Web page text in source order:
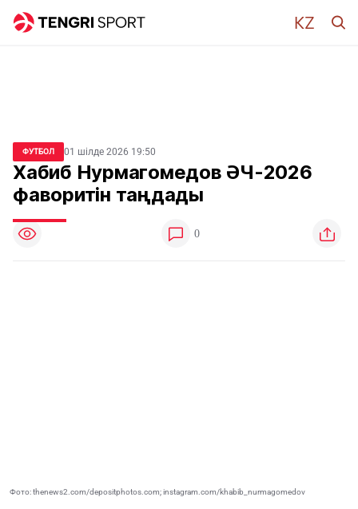
ФУТБОЛ 01 шілде 2026 19:50
Хабиб Нурмагомедов ӘЧ-2026
фаворитін таңдады
0
Фото: thenews2.com/depositphotos.com; instagram.com/khabib_nurmagomedov